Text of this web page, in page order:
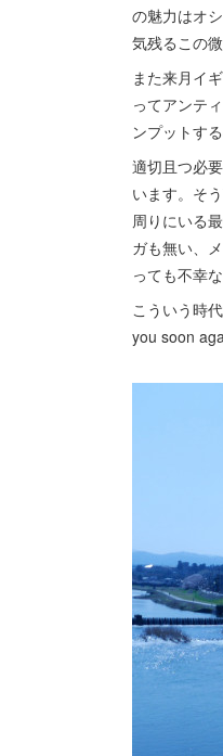
の魅力はオ
気残るこの
また来月イ
ってアンテ
ンプットす
適切且つ必
います。そ
周りにいる
ガも無い、
っても不幸
こういう時
you soon